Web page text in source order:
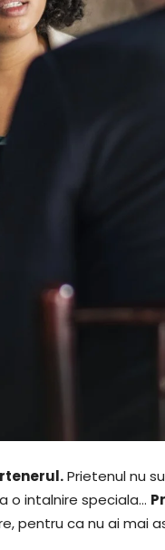
Prietenul nu
o intalnire speciala…
pentru ca nu ai